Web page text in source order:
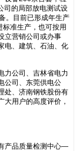
司的局部放电测试设
。目前已形成年生产
准生产，也可按用
立营销公司或办事
电、建筑、石油、化
公司、吉林省电力
公司、东莞供电公
处、济南钢铁股份有
大用户的高度评价，
产品质量检测中心—